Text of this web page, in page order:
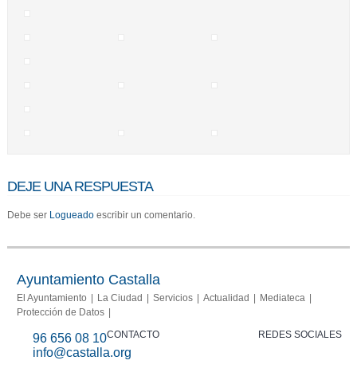
DEJE UNA RESPUESTA
Debe ser Logueadoescribir un comentario.
Ayuntamiento Castalla
El Ayuntamiento La Ciudad Servicios Actualidad
Mediateca
Protección de Datos
CONTACTO
96 656 08 10
info@castalla.org
REDES SOCIALES